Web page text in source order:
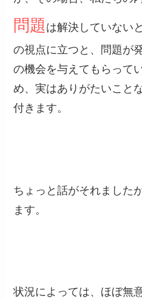
問題 は解決していない
の視点に立つと、問題が
の機会を与えてもらって
め、実はありがたいこと
付きます。
ちょっと話がそれました
ます。
状況によっては、ほぼ無